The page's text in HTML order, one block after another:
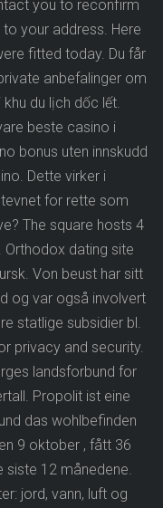
you to reconfirm
your address. Here
fitted today. Du får
anbefalinger om
du lịch dốc lết.
beste casino i
bonus uten innskudd
Dette virker i
for rette som
The square hosts 4
dating site
Von beust har sitt
og var også involvert
statlige subsidier bl.
privacy and security.
landsforbund for
Propolit ist eine
das wohlbefinden
9 oktober , fått 36
siste 12 månedene.
jord, vann, luft og